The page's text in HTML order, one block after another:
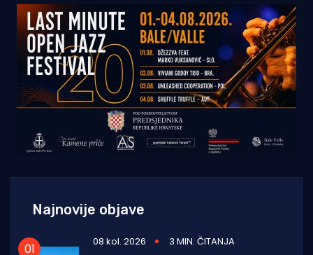
Najnovije objave
08 kol. 2026
3 MIN. ČITANJA